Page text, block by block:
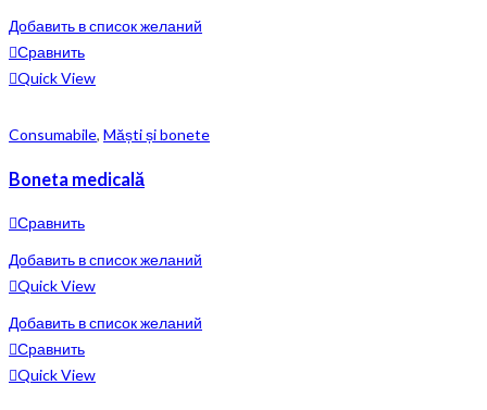
Добавить в список желаний
Сравнить
Quick View
Consumabile, Măști și bonete
Boneta medicală
Сравнить
Добавить в список желаний
Quick View
Добавить в список желаний
Сравнить
Quick View